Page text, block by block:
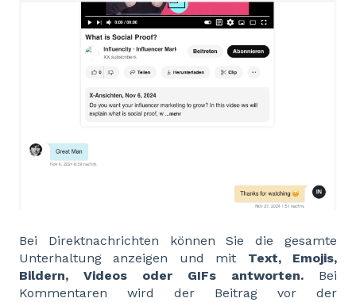
Bei Direktnachrichten können Sie die gesamte
Unterhaltung anzeigen und mit Text, Emojis,
Bildern, Videos oder GIFs antworten. Bei
Kommentaren wird der Beitrag vor der